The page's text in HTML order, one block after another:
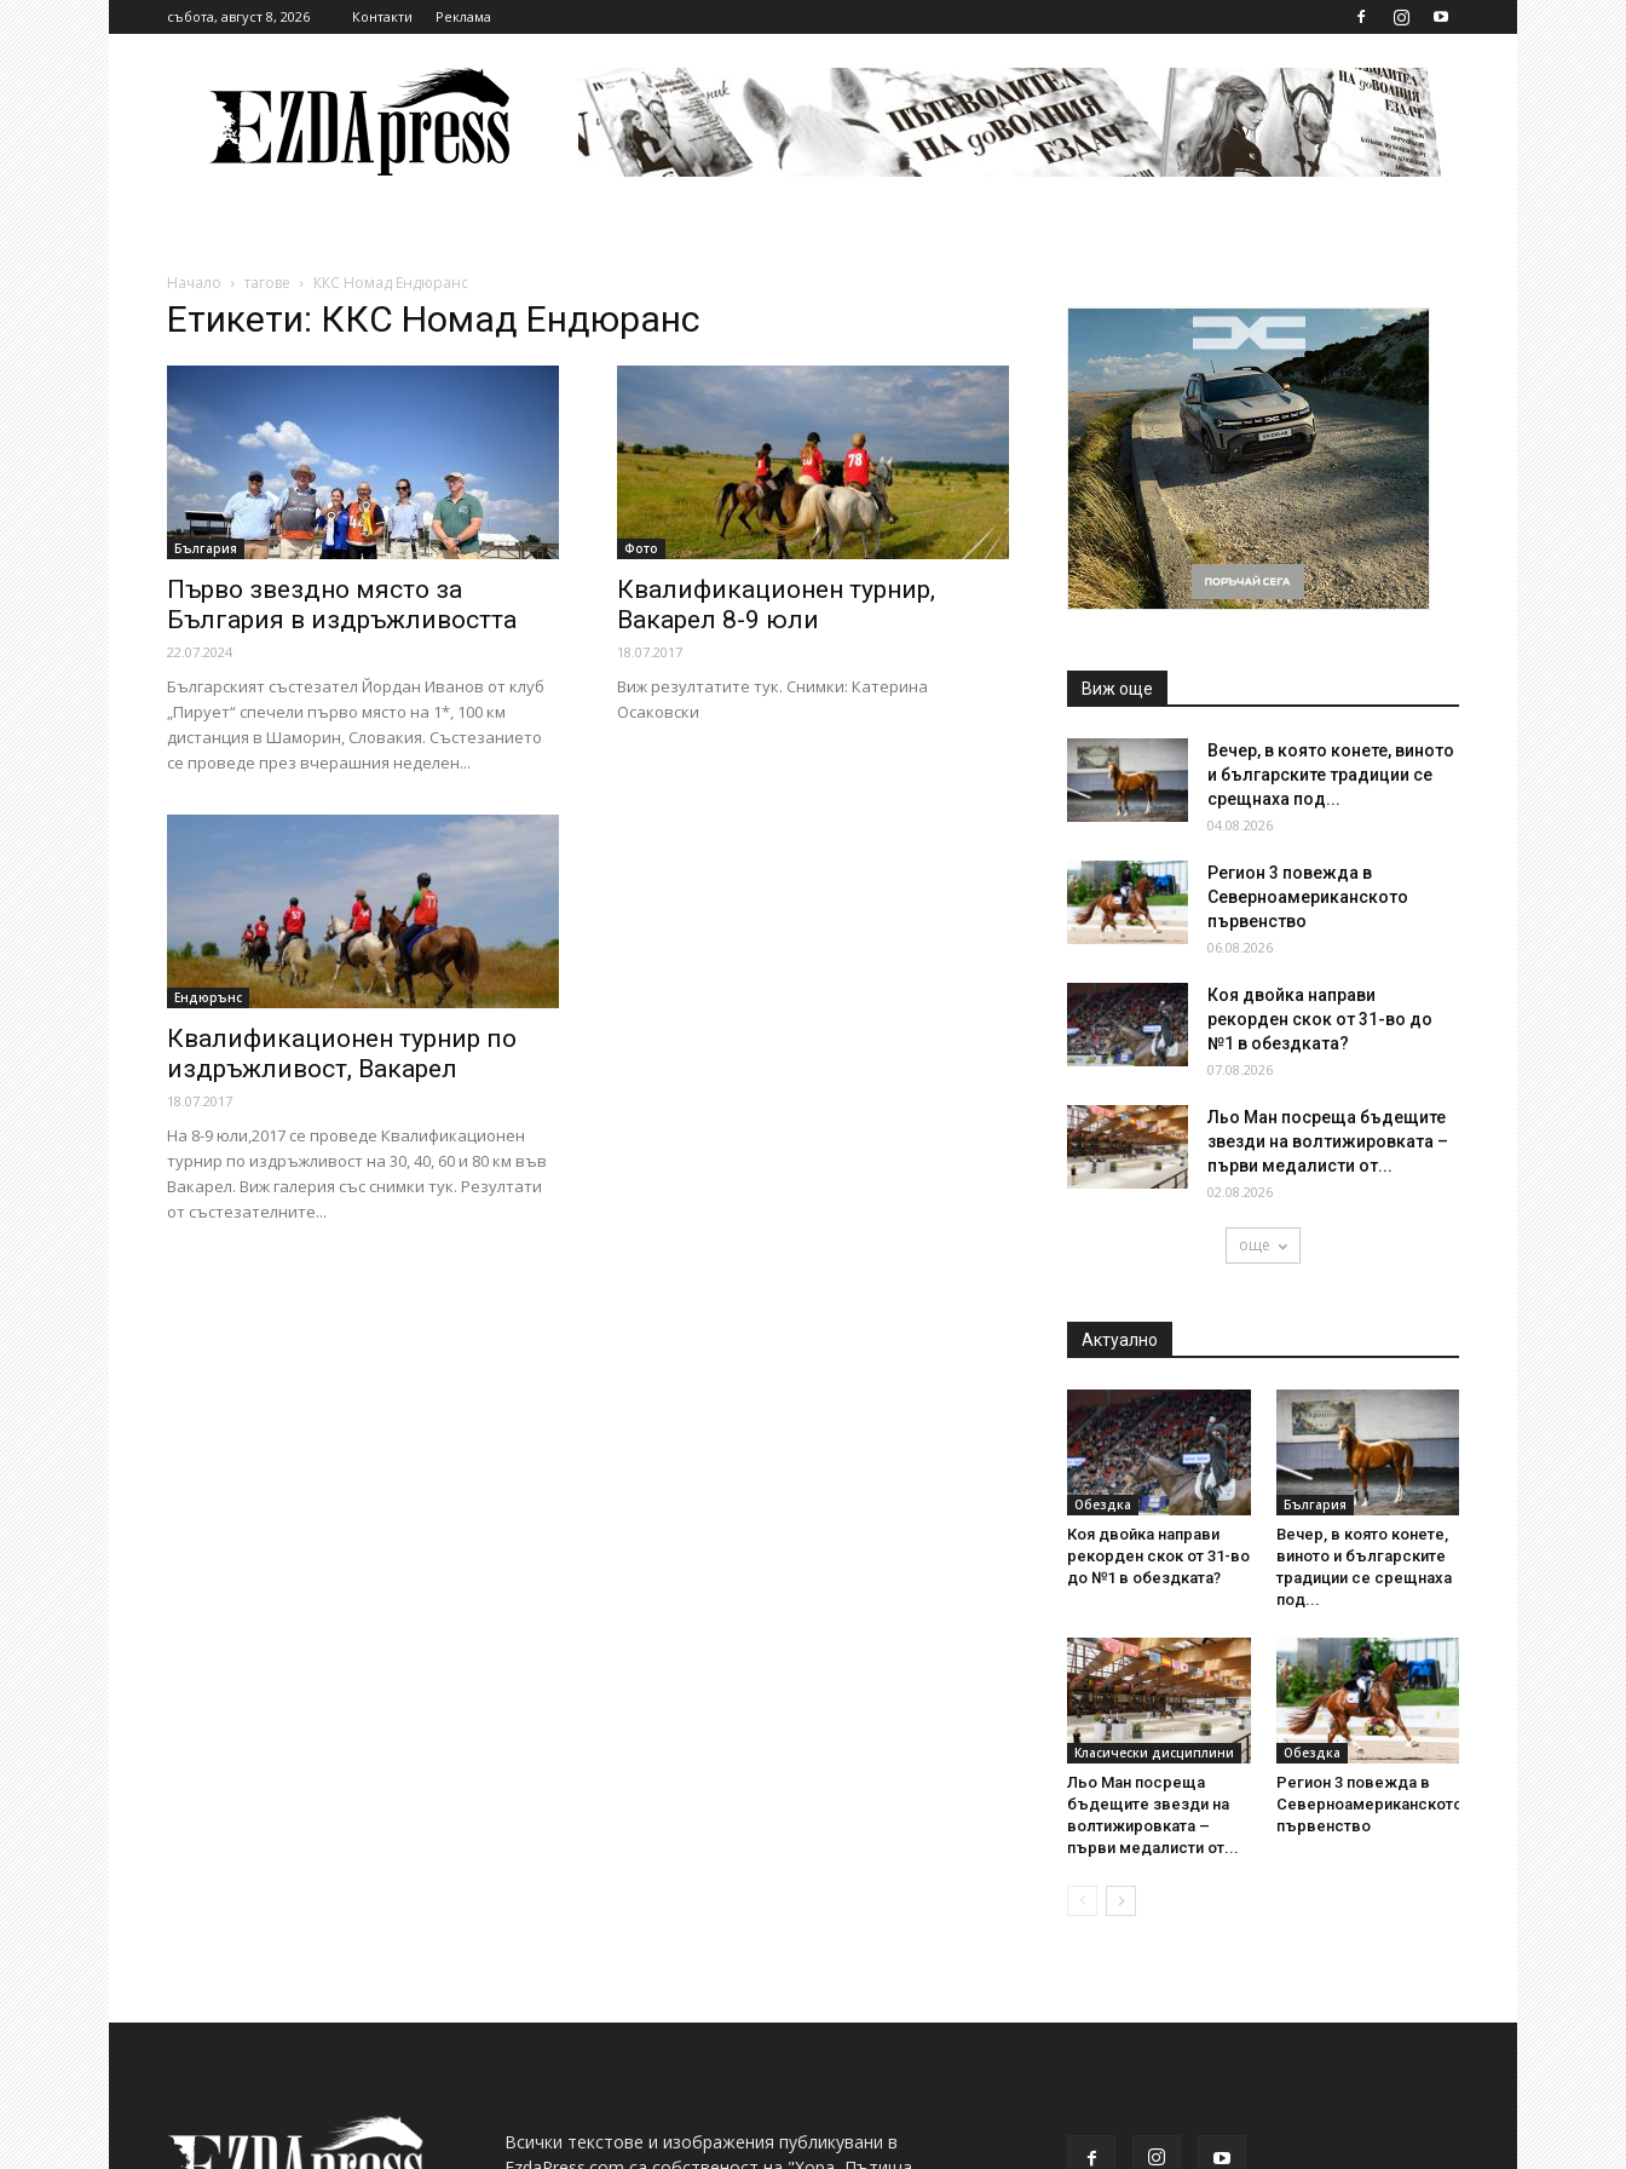
събота, август 8, 2026 Контакти Реклама
Начало тагове ККС Номад Ендюранс
Етикети: ККС Номад Ендюранс
България
Първо звездно място за
България в издръжливостта
22.07.2024
Българският състезател Йордан Иванов от клуб
„Пирует“ спечели първо място на 1*, 100 км
дистанция в Шаморин, Словакия. Състезанието
се проведе през вчерашния неделен...
Фото
Квалификационен турнир,
Вакарел 8-9 юли
18.07.2017
Виж резултатите тук. Снимки: Катерина
Осаковски
Ендюрънс
Квалификационен турнир по
издръжливост, Вакарел
18.07.2017
На 8-9 юли,2017 се проведе Квалификационен
турнир по издръжливост на 30, 40, 60 и 80 км във
Вакарел. Виж галерия със снимки тук. Резултати
от състезателните...
Виж още
Вечер, в която конете, виното
и българските традиции се
срещнаха под...
04.08.2026
Регион 3 повежда в
Северноамериканското
първенство
06.08.2026
Коя двойка направи
рекорден скок от 31-во до
№1 в обездката?
07.08.2026
Льо Ман посреща бъдещите
звезди на волтижировката –
първи медалисти от...
02.08.2026
още
Актуално
Обездка
Коя двойка направи
рекорден скок от 31-во
до №1 в обездката?
България
Вечер, в която конете,
виното и българските
традиции се срещнаха
под...
Класически дисциплини
Льо Ман посреща
бъдещите звезди на
волтижировката –
първи медалисти от...
Обездка
Регион 3 повежда в
Северноамериканското
първенство
Всички текстове и изображения публикувани в